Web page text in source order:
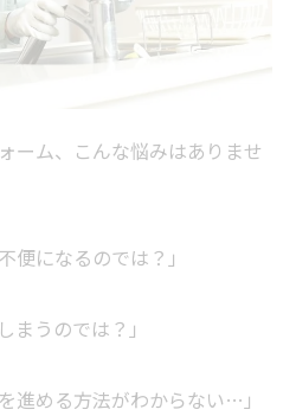
ーム、こんな悩みはありませ
便になるのでは？」
まうのでは？」
進める方法がわからない…」